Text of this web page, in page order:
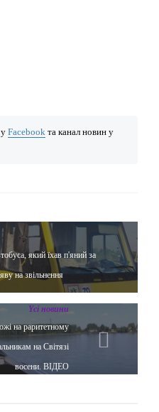
Facebook та канал новин у
який їхав п'яний за
на звільнення
Yсі новини
на раритетному
на Світязі
восени. ВІДЕО